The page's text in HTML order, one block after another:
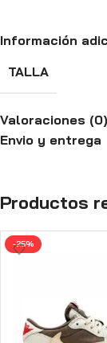
Información
TALLA
Valoraciones (0)
Envio y entrega
Productos
-25%